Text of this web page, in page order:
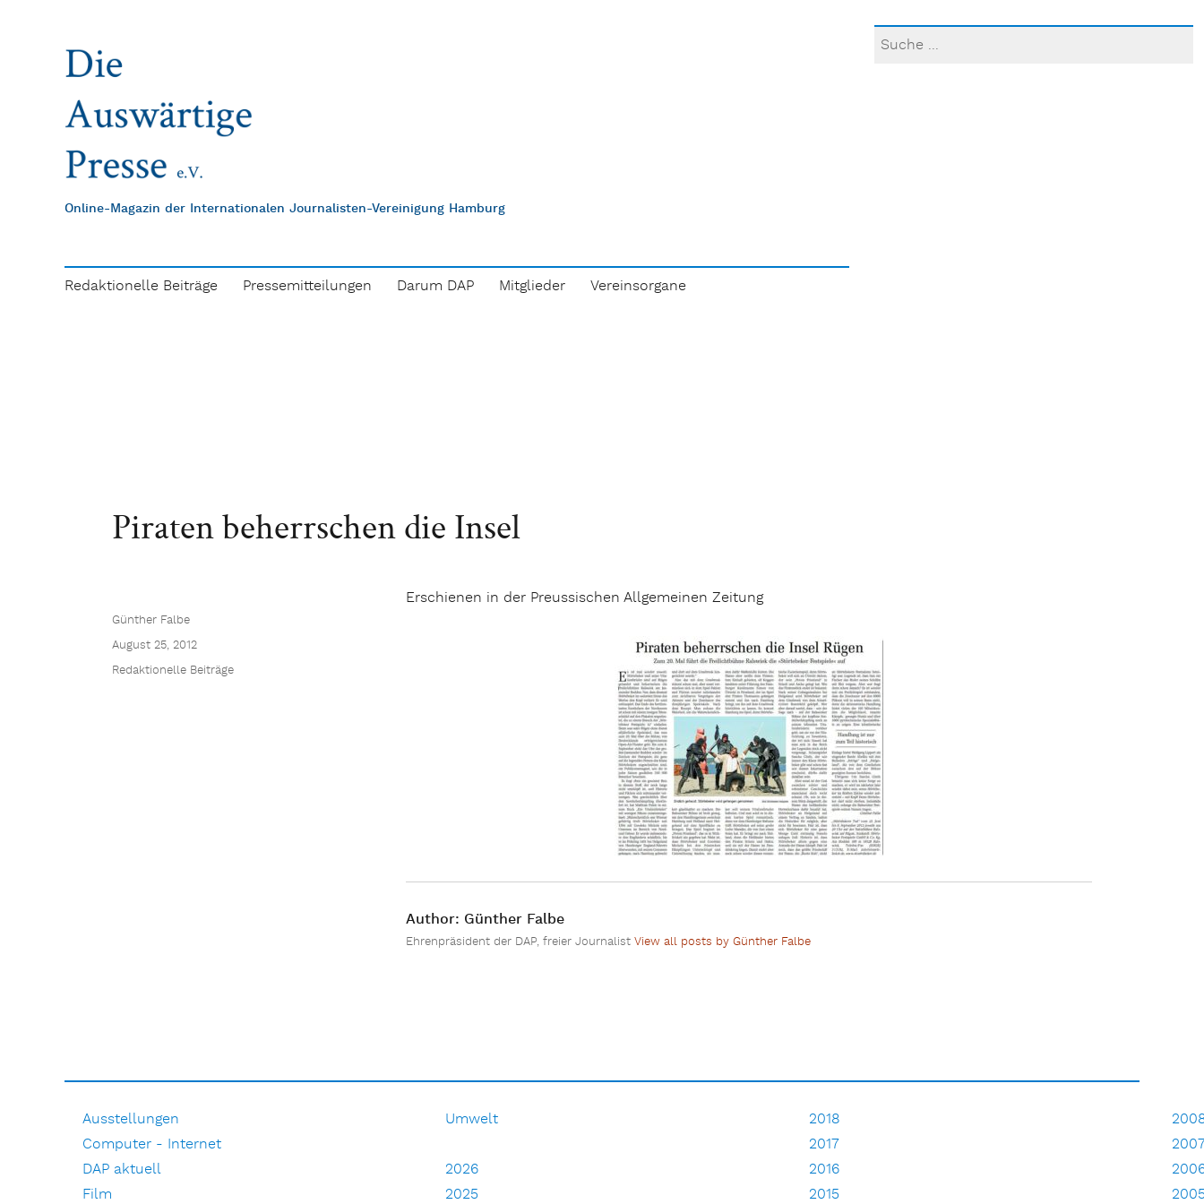
Online-Magazin der Internationalen Journalisten-Vereinigung Hamburg
Redaktionelle Beiträge Pressemitteilungen Darum DAP Mitglieder Vereinsorgane
Piraten beherrschen die Insel
Erschienen in der Preussischen Allgemeinen Zeitung
Author: Günther Falbe
Ehrenpräsident der DAP, freier JournalistView all posts by Günther Falbe
Günther Falbe
August 25, 2012
Redaktionelle Beiträge
Ausstellungen
Computer - Internet
DAP aktuell
Film
Umwelt
2026
2025
2018
2017
2016
2015